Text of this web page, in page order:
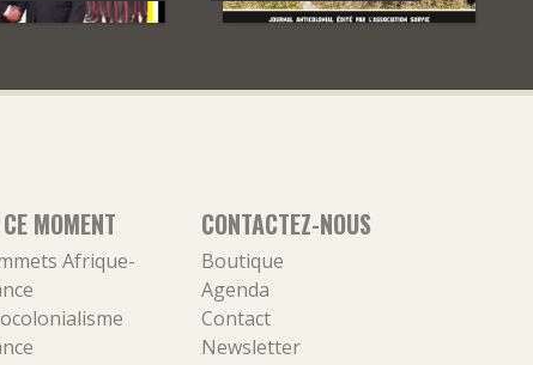
MOMENT
Afrique-
CONTACTEZ-NOUS
Boutique
Agenda
Contact
Newsletter